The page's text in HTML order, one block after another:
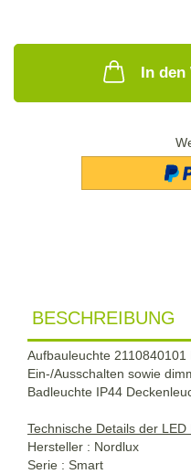
In
BESCHREIBUNG
Aufbauleuchte
Ein-/Ausschalten sowie
Badleuchte IP44
Technische Details der LED
Hersteller : Nordlux
Serie : Smart